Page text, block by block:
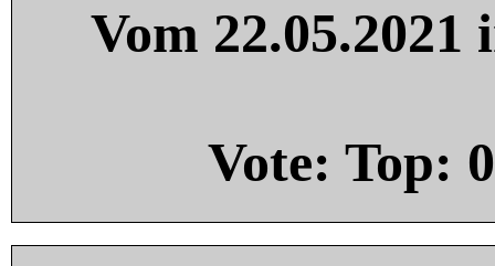
Vom
Vote: Top: 0